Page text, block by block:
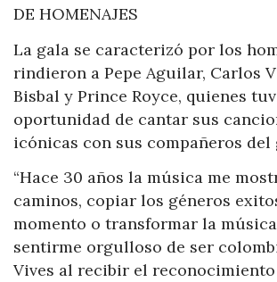
DE HOMENAJES
La gala se caracterizó por los
rindieron a Pepe Aguilar, Carlos
Bisbal y Prince Royce, quienes
oportunidad de cantar sus
icónicas con sus compañeros del
“Hace 30 años la música me
caminos, copiar los géneros
momento o transformar la
sentirme orgulloso de ser
Vives al recibir el reconocimiento